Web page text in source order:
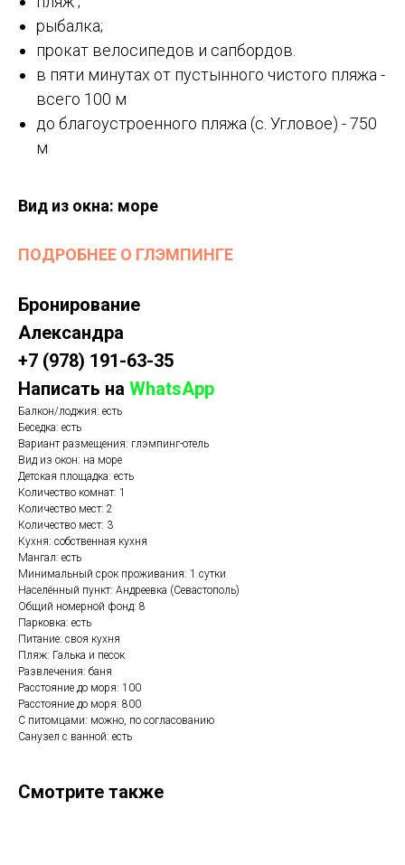
рыбалка;
прокат велосипедов и сапбордов.
в пяти минутах от пустынного чистого пляжа -
всего 100 м
до благоустроенного пляжа (с. Угловое) - 750
м
Вид из окна: море
ПОДРОБНЕЕ О ГЛЭМПИНГЕ
Бронирование
Александра
+7 (978) 191-63-35
Написать на WhatsApp
Балкон/лоджия: есть
Беседка: есть
Вариант размещения: глэмпинг-отель
Вид из окон: на море
Детская площадка: есть
Количество комнат: 1
Количество мест: 2
Количество мест: 3
Кухня: собственная кухня
Мангал: есть
Минимальный срок проживания: 1 сутки
Населённый пункт: Андреевка (Севастополь)
Общий номерной фонд: 8
Парковка: есть
Питание: своя кухня
Пляж: Галька и песок
Развлечения: баня
Расстояние до моря: 100
Расстояние до моря: 800
С питомцами: можно, по согласованию
Санузел с ванной: есть
Смотрите также